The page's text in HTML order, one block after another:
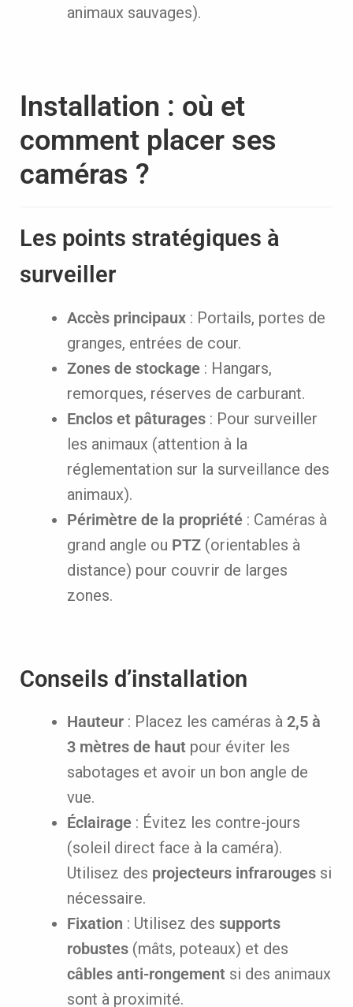
animaux sauvages).
Installation : où et
comment placer ses
caméras ?
Les points stratégiques à
surveiller
Accès principaux : Portails, portes de
granges, entrées de cour.
Zones de stockage : Hangars,
remorques, réserves de carburant.
Enclos et pâturages : Pour surveiller
les animaux (attention à la
réglementation sur la surveillance des
animaux).
Périmètre de la propriété : Caméras à
grand angle ou PTZ (orientables à
distance) pour couvrir de larges
zones.
Conseils d’installation
Hauteur : Placez les caméras à2,5 à
3 mètres de haut pour éviter les
sabotages et avoir un bon angle de
vue.
Éclairage : Évitez les contre-jours
(soleil direct face à la caméra).
Utilisez des projecteurs infrarouges si
nécessaire.
Fixation : Utilisez dessupports
robustes (mâts, poteaux) et des
câbles anti-rongement si des animaux
sont à proximité.